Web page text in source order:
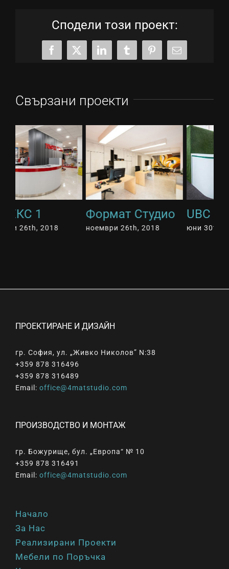
Сподели този проект:
Facebook
X LinkedInTumblrPinterestЕлектронна
поща:
Свързани проекти
UBC
юни 30th, 2017
Park Bar
юни 30th, 2017
ПРОЕКТИРАНЕ И ДИЗАЙН
гр. София, ул. „Живко Николов” N:38
+359 878 316496
+359 878 316489
Email: office@4matstudio.com
ПРОИЗВОДСТВО И МОНТАЖ
гр. Божурище, бул. „Европа“ № 10
+359 878 316491
Email: office@4matstudio.com
Начало
За Нас
Реализирани Проекти
Мебели по Поръчка